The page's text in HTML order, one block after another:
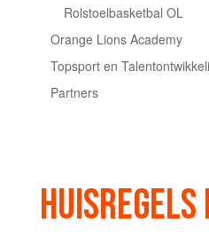
Rolstoelbasketbal OL
Orange Lions Academy
Topsport en
Partners